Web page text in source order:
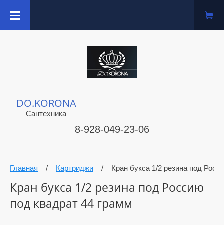
DO.KORONA
Сантехника
8-928-049-23-06
Главная / Картриджи / Кран букса 1/2 резина под
Кран букса 1/2 резина под Россию
под квадрат 44 грамм